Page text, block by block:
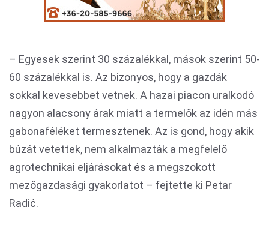
– Egyesek szerint 30 százalékkal, mások szerint 50-
60 százalékkal is. Az bizonyos, hogy a gazdák
sokkal kevesebbet vetnek. A hazai piacon uralkodó
nagyon alacsony árak miatt a termelők az idén más
gabonaféléket termesztenek. Az is gond, hogy akik
búzát vetettek, nem alkalmazták a megfelelő
agrotechnikai eljárásokat és a megszokott
mezőgazdasági gyakorlatot – fejtette ki Petar
Radić.